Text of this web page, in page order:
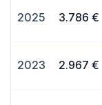
2025 3.786 €
2023 2.967 €